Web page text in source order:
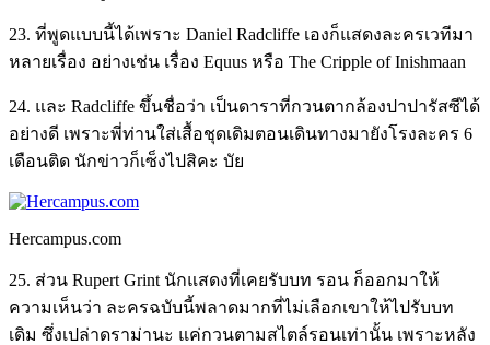
23. ที่พูดแบบนี้ได้เพราะ Daniel Radcliffe เองก็แสดงละครเวทีมา
หลายเรื่อง อย่างเช่น เรื่อง Equus หรือ The Cripple of Inishmaan
24. และ Radcliffe ขึ้นชื่อว่า เป็นดาราที่กวนตากล้องปาปารัสซีได้
อย่างดี เพราะพี่ท่านใส่เสื้อชุดเดิมตอนเดินทางมายังโรงละคร 6
เดือนติด นักข่าวก็เซ็งไปสิคะ บัย
Hercampus.com
25. ส่วน Rupert Grint นักแสดงที่เคยรับบท รอน ก็ออกมาให้
ความเห็นว่า ละครฉบับนี้พลาดมากที่ไม่เลือกเขาให้ไปรับบท
เดิม ซึ่งเปล่าดราม่านะ แค่กวนตามสไตล์รอนเท่านั้น เพราะหลัง